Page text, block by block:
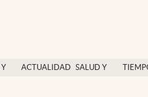
ACTUALIDAD SALUD Y